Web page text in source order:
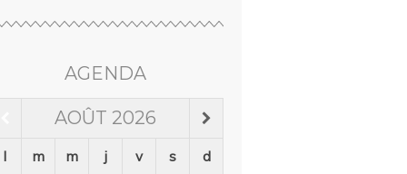
AGENDA
AOÛT 2026
l m m j v s
d